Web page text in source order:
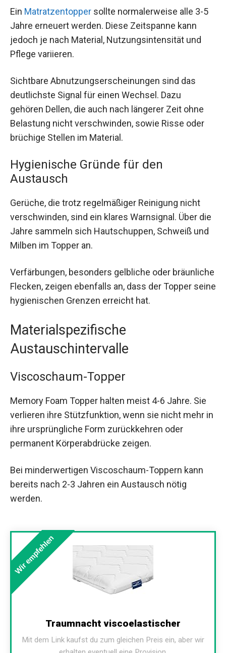
Ein Matratzentopper sollte normalerweise alle 3-5
Jahre erneuert werden. Diese Zeitspanne kann
jedoch je nach Material, Nutzungsintensität und
Pflege variieren.
Sichtbare Abnutzungserscheinungen sind das
deutlichste Signal für einen Wechsel. Dazu
gehören Dellen, die auch nach längerer Zeit ohne
Belastung nicht verschwinden, sowie Risse oder
brüchige Stellen im Material.
Hygienische Gründe für den
Austausch
Gerüche, die trotz regelmäßiger Reinigung nicht
verschwinden, sind ein klares Warnsignal. Über die
Jahre sammeln sich Hautschuppen, Schweiß und
Milben im Topper an.
Verfärbungen, besonders gelbliche oder bräunliche
Flecken, zeigen ebenfalls an, dass der Topper seine
hygienischen Grenzen erreicht hat.
Materialspezifische
Austauschintervalle
Viscoschaum-Topper
Memory Foam Topper halten meist 4-6 Jahre. Sie
verlieren ihre Stützfunktion, wenn sie nicht mehr in
ihre ursprüngliche Form zurückkehren oder
permanent Körperabdrücke zeigen.
Bei minderwertigen Viscoschaum-Toppern kann
bereits nach 2-3 Jahren ein Austausch nötig
werden.
Wir empfehlen
Traumnacht viscoelastischer
Mit dem Link kaufst du zum gleichen Preis ein, aber wir